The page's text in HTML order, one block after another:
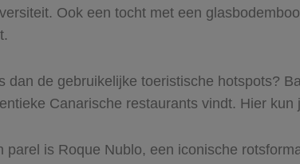
Ook een tocht met een
dan de gebruikelijke toeristische hotspots?
Canarische restaurants vindt. Hier
parel is Roque Nublo, een iconische